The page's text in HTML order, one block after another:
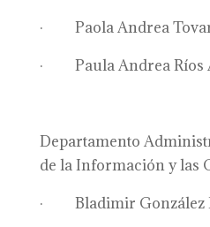
· Paola Andrea
· Paula Andrea Ríos
Departamento
de la Información y las
· Bladimir González